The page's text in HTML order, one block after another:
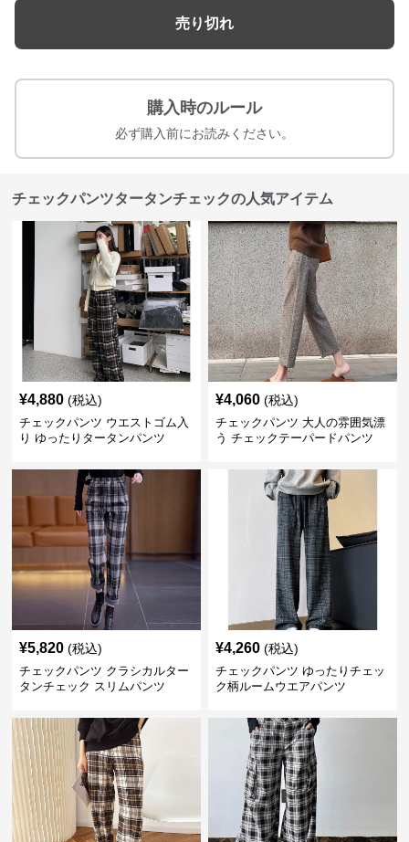
売り切れ
購入時のルール
必ず購入前にお読みください。
チェックパンツタータンチェックの人気アイテム
¥4,880 (税込)
チェックパンツ ウエストゴム入
り ゆったりタータンパンツ
¥4,060 (税込)
チェックパンツ 大人の雰囲気漂
う チェックテーパードパンツ
¥5,820 (税込)
チェックパンツ クラシカルター
タンチェック スリムパンツ
¥4,260 (税込)
チェックパンツ ゆったりチェッ
ク柄ルームウエアパンツ